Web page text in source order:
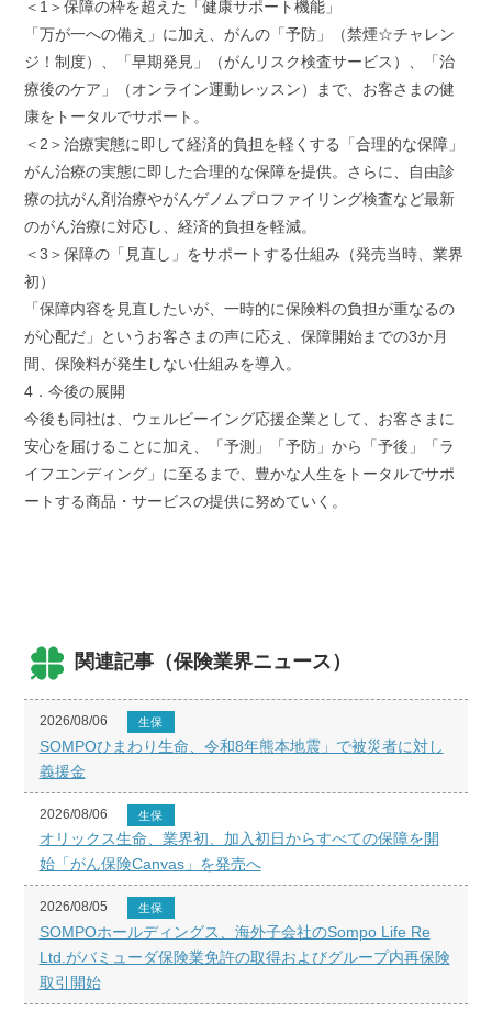
＜1＞保障の枠を超えた「健康サポート機能」
「万が一への備え」に加え、がんの「予防」（禁煙☆チャレン
ジ！制度）、「早期発見」（がんリスク検査サービス）、「治
療後のケア」（オンライン運動レッスン）まで、お客さまの健
康をトータルでサポート。
＜2＞治療実態に即して経済的負担を軽くする「合理的な保障」
がん治療の実態に即した合理的な保障を提供。さらに、自由診
療の抗がん剤治療やがんゲノムプロファイリング検査など最新
のがん治療に対応し、経済的負担を軽減。
＜3＞保障の「見直し」をサポートする仕組み（発売当時、業界
初）
「保障内容を見直したいが、一時的に保険料の負担が重なるの
が心配だ」というお客さまの声に応え、保障開始までの3か月
間、保険料が発生しない仕組みを導入。
4．今後の展開
今後も同社は、ウェルビーイング応援企業として、お客さまに
安心を届けることに加え、「予測」「予防」から「予後」「ラ
イフエンディング」に至るまで、豊かな人生をトータルでサポ
ートする商品・サービスの提供に努めていく。
関連記事（保険業界ニュース）
2026/08/06 生保
SOMPOひまわり生命、令和8年熊本地震」で被災者に対し
義援金
2026/08/06 生保
オリックス生命、業界初、加入初日からすべての保障を開
始「がん保険Canvas」を発売へ
2026/08/05 生保
SOMPOホールディングス、海外子会社のSompo Life Re
Ltd.がバミューダ保険業免許の取得およびグループ内再保険
取引開始